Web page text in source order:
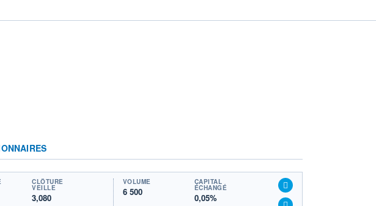
CLÔTURE
VEILLE
3,080
VOLUME
6 500
CAPITAL
ÉCHANGÉ
0,05%